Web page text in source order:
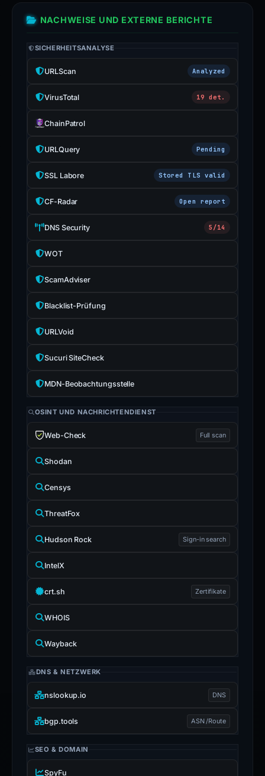
NACHWEISE UND EXTERNE BERICHTE
SICHERHEITSANALYSE
URLScan Analyzed
VirusTotal 19 det.
ChainPatrol
URLQuery Pending
SSL Labore Stored TLS valid
CF-Radar Open report
DNS Security 5/14
WOT
ScamAdviser
Blacklist-Prüfung
URLVoid
Sucuri SiteCheck
MDN-Beobachtungsstelle
OSINT UND NACHRICHTENDIENST
Web-Check Full scan
Shodan
Censys
ThreatFox
Hudson Rock Sign-in search
IntelX
crt.sh Zertifikate
WHOIS
Wayback
DNS & NETZWERK
nslookup.io DNS
bgp.tools ASN /Route
SEO & DOMAIN
SpyFu